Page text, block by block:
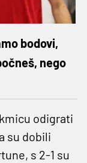
bodovi,
nego
odigrati
su dobili
s 2-1 su